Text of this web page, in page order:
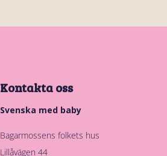
Kontakta oss
Svenska med baby
Bagarmossens folkets hus
Lillåvägen 44